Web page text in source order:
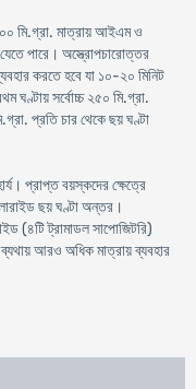
মি.গ্রা. মাত্রায় আইএম ও
পারে। অস্ত্রোপচারোত্তর
করতে হবে যা ১০-২০ মিনিট
ঘণ্টায় সর্বোচ্চ ২৫০ মি.গ্রা.
প্রতি চার থেকে ছয় ঘণ্টা
প্রাপ্ত বয়স্কদের ক্ষেত্রে
ছয় ঘণ্টা অন্তর।
(৪টি ট্রামাডল সাপোজিটরি)
ব্যথায় আরও অধিক মাত্রায় ব্যবহার